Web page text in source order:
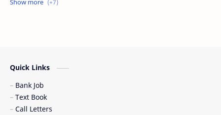
Quick Links
Bank Job
Text Book
Call Letters